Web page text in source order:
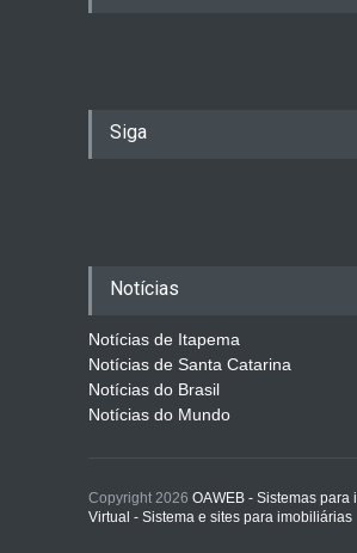
Siga
Notícias
Notícias de Itapema
Notícias de Santa Catarina
Notícias do Brasil
Notícias do Mundo
Copyright 2026 OAWEB - Sistemas para
Virtual - Sistema e sites para imobiliárias